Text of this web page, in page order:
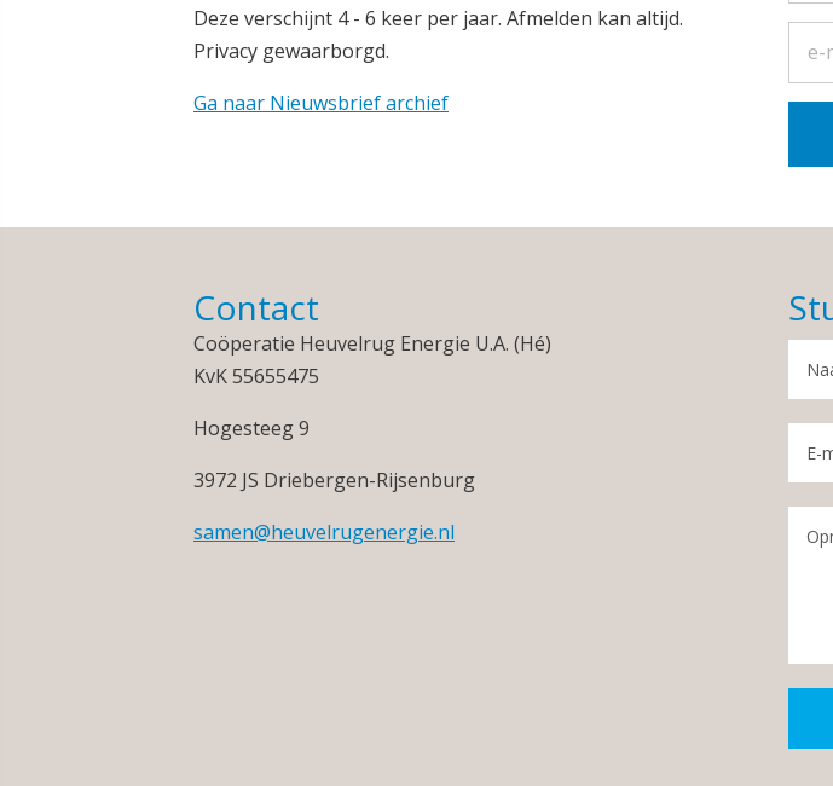
Deze verschijnt 4 - 6 keer per jaar. Afmelden kan altijd.
Privacy gewaarborgd.
Ga naar Nieuwsbrief archief
Contact
Coöperatie Heuvelrug Energie U.A. (Hé)
KvK 55655475
Hogesteeg 9
3972 JS Driebergen-Rijsenburg
samen@heuvelrugenergie.nl